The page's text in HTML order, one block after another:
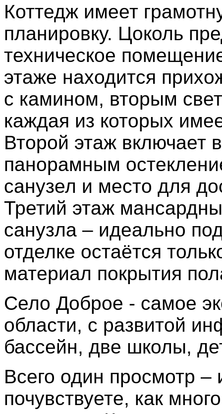
Коттедж имеет
планировку. Цоколь
техническое
этаже находится
с камином, вторым
каждая из которых
Второй этаж включает
панорамным
санузел и место для
Третий этаж
санузла – идеально
отделке остаётся
материал покрытия
Село Доброе - самое
области, с развитой
бассейн, две школы,
Всего один просмотр –
почувствуете, как